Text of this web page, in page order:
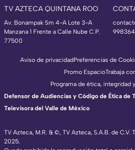
TV AZTECA QUINTANA ROO
Av. Bonampak Sm 4-A Lote 3-A
Manzana 1 Frente a Calle Nube C.P.
77500
TV Azteca, M.R. & ©, TV Azteca, S.A.B. de C.V.
2025.
Aviso de privacidadPreferencias de
Promo EspacioTrabaja
Programa de ética, integridad
Defensor de Audiencias y Código de Ética de
Televisora del Valle de México